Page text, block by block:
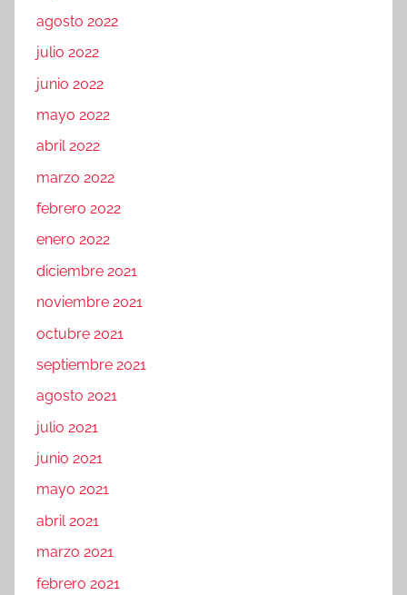
agosto 2022
julio 2022
junio 2022
mayo 2022
abril 2022
marzo 2022
febrero 2022
enero 2022
diciembre 2021
noviembre 2021
octubre 2021
septiembre 2021
agosto 2021
julio 2021
junio 2021
mayo 2021
abril 2021
marzo 2021
febrero 2021